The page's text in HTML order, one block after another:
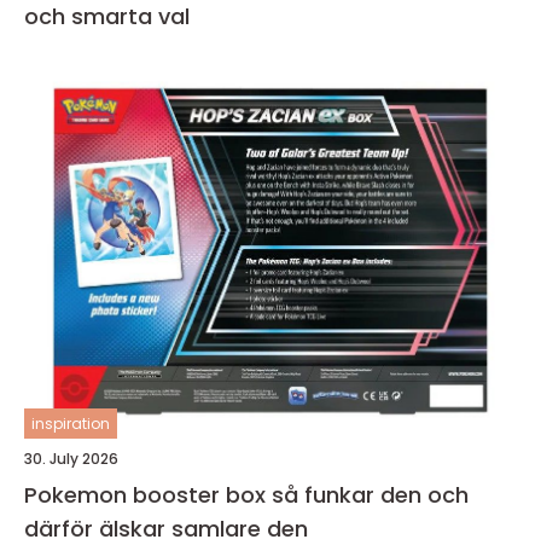
och smarta val
inspiration
30. July 2026
Pokemon booster box så funkar den och
därför älskar samlare den